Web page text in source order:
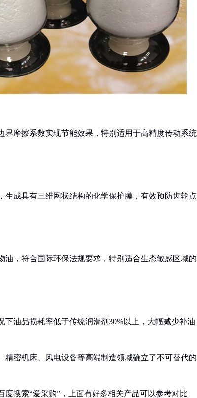
摩擦系数实现节能效果，特别适用于高精度传动系统
成具有三维网状结构的化学保护膜，有效预防齿轮点
，符合国际环保法规要求，特别适合生态敏感区域的
油品损耗率低于传统润滑剂30%以上，大幅减少补油
密机床、风电设备等高端制造领域确立了不可替代的
搜索“爱采购”，上面有好多相关产品可以参考对比